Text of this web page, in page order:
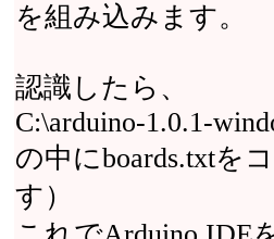
を組み込みます。
認識したら、
C:\arduino-1.0.1-
の中にboards.txtを
す）